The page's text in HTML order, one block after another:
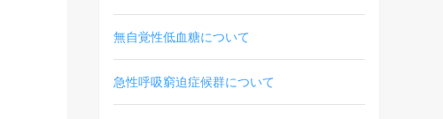
無自覚性低血糖について
急性呼吸窮迫症候群について